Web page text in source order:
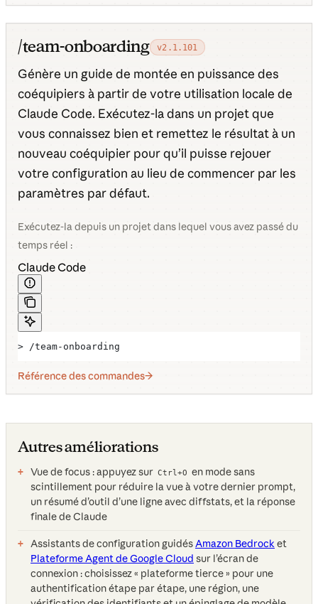
/team-onboarding v2.1.101
Génère un guide de montée en puissance des
coéquipiers à partir de votre utilisation locale de
Claude Code. Exécutez-la dans un projet que
vous connaissez bien et remettez le résultat à un
nouveau coéquipier pour qu’il puisse rejouer
votre configuration au lieu de commencer par les
paramètres par défaut.
Exécutez-la depuis un projet dans lequel vous avez passé du
temps réel :
Claude Code
> /team-onboarding
Référence des commandes
Autres améliorations
Vue de focus : appuyez sur Ctrl+O en mode sans
scintillement pour réduire la vue à votre dernier prompt,
un résumé d’outil d’une ligne avec diffstats, et la réponse
finale de Claude
Assistants de configuration guidésAmazon Bedrocket
Plateforme Agent de Google Cloud sur l’écran de
connexion : choisissez « plateforme tierce » pour une
authentification étape par étape, une région, une